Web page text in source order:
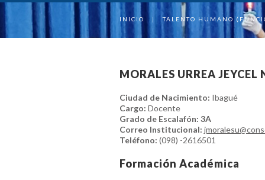
INICIO | TALENTO HUMANO
MORALES URREA JEYCEL
Ciudad de Nacimiento: Ibagué
Cargo: Docente
Grado de Escalafón: 3A
Correo Institucional:
Teléfono: (098) -2616501
Formación Académica